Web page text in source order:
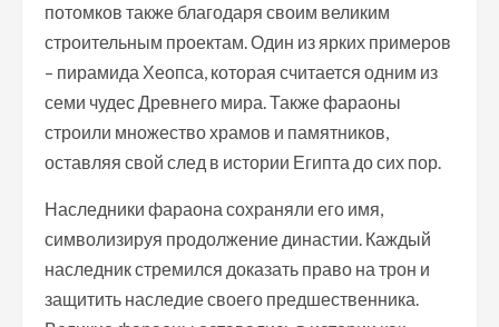
потомков также благодаря своим великим
строительным проектам. Один из ярких примеров
– пирамида Хеопса, которая считается одним из
семи чудес Древнего мира. Также фараоны
строили множество храмов и памятников,
оставляя свой след в истории Египта до сих пор.
Наследники фараона сохраняли его имя,
символизируя продолжение династии. Каждый
наследник стремился доказать право на трон и
защитить наследие своего предшественника.